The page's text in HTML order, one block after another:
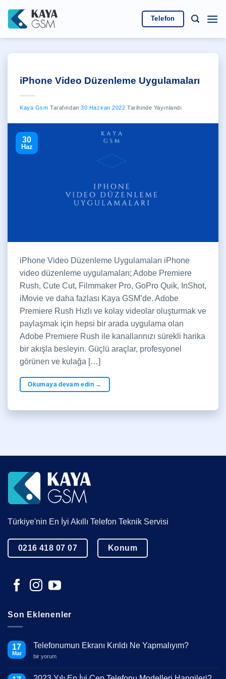
atla
Telefon
iPhone Video Düzenleme Uygulamaları
Kaya Gsm Tarafından 30 Haziran 2022 Tarihinde Yayınlandı
30
Haz
iPhone Video Düzenleme Uygulamaları iPhone
video düzenleme uygulamaları; Adobe Premiere
Rush, Cute Cut, Filmmaker Pro, GoPro Quik, InShot,
iMovie ve daha fazlası Kaya GSM’de. Adobe
Premiere Rush Hızlı ve kolay videolar oluşturmak ve
paylaşmak için hepsi bir arada uygulama olan
Adobe Premiere Rush ile kanallarınızı sürekli harika
bir akışla besleyin. Güçlü araçlar, profesyonel
görünen ve kulağa […]
Okumaya devam edin →
Türkiye'nin En İyi Akıllı Telefon Teknik Servisi
0216 418 07 07 Konum
Son Eklenenler
17
Mar
Telefonumun Ekranı Kırıldı Ne Yapmalıyım?
Telefonumun
Ne
bir yorum